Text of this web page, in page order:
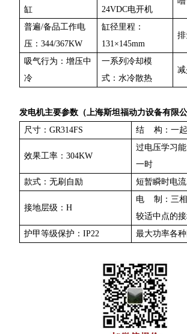
缸
24VDC电开机
普遍/备品工作电
压：344/367KW
缸径里程：
131×145mm
吸气行为：增压中
冷
一系列冷却模
式：水冷散热
发电机主要参数（上海斯坦福动力设备有限公
尺寸：GR314FS
结 构：一
效果工率：304KW
过电压学习
一时
款式：无刷自励
短暂瞬时电流
接地层级：H
电 制：三相
较适中点的
护甲等级保护：IP22
最大功率各